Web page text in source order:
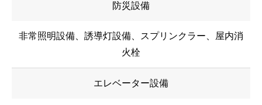
防災設備
非常照明設備、誘導灯設備、スプリンクラー、屋内消
火栓
エレベーター設備